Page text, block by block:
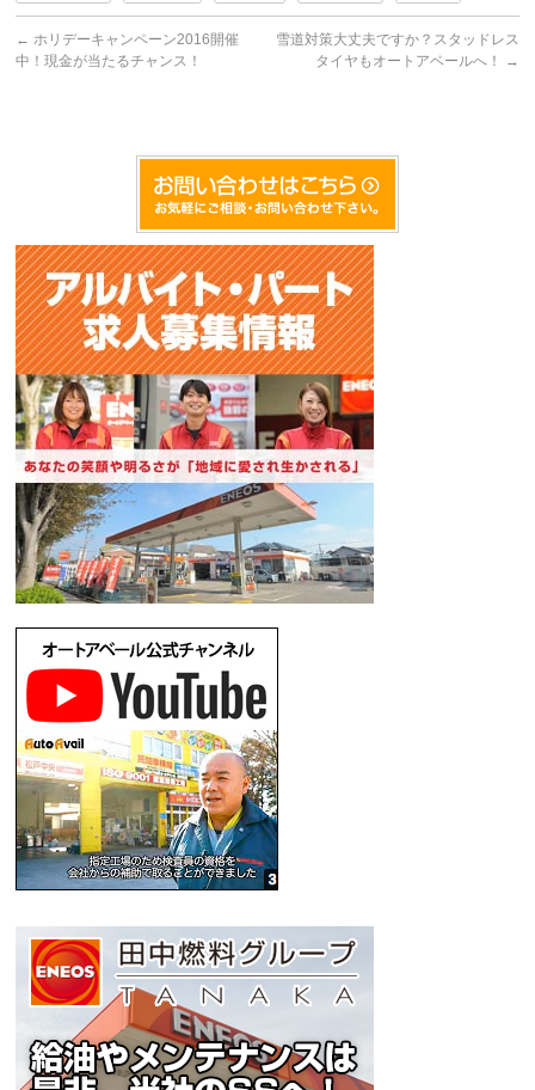
← ホリデーキャンペーン2016開催
中！現金が当たるチャンス！
雪道対策大丈夫ですか？スタッドレス
タイヤもオートアベールへ！
→